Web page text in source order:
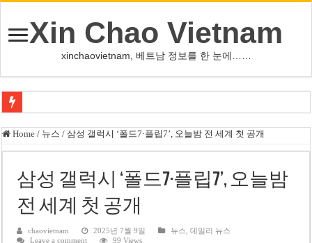
Xin Chao Vietnam
xinchaovietnam, 베트남 정보를 한 눈에……
사우디·튀르키예·파키스탄, 메카서 공동방위조약 체결
오픈AI, 차세대 AI ‘아스트라’ 출시 연기…사이버공격 위험 우려
인천서 10대 아들, 말다툼 중 어머니 흉기 살해
U-17 여자배구 대표팀, 세계선수권 대만 3-1 제압 2연승
Home / 뉴스 / 삼성 갤럭시 ‘폴드7·플립7’, 오늘밤 전 세계 첫 공개
삼성 갤럭시 ‘폴드7·플립7’, 오늘밤
전 세계 첫 공개
chaovietnam 2025년 7월 9일 뉴스 ,데일리 뉴스
Leave a comment
99 Views